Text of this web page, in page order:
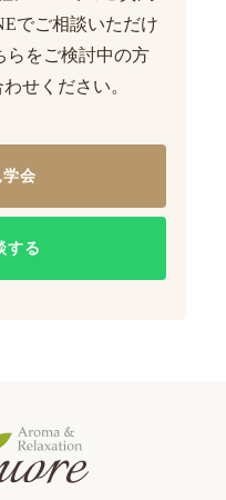
でご相談いただけ
らをご検討中の方
せください。
会
する